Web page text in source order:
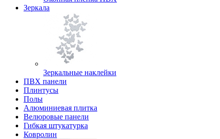
Зеркала
Зеркальные наклейки
ПВХ панели
Плинтусы
Полы
Алюминиевая плитка
Велюровые панели
Гибкая штукатурка
Ковролин